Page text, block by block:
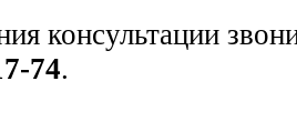
консультации
74.